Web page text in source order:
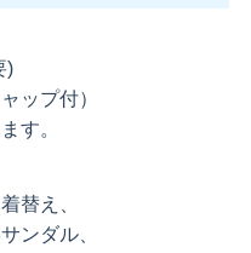
)
ップ付）
す。
替え、
ンダル、